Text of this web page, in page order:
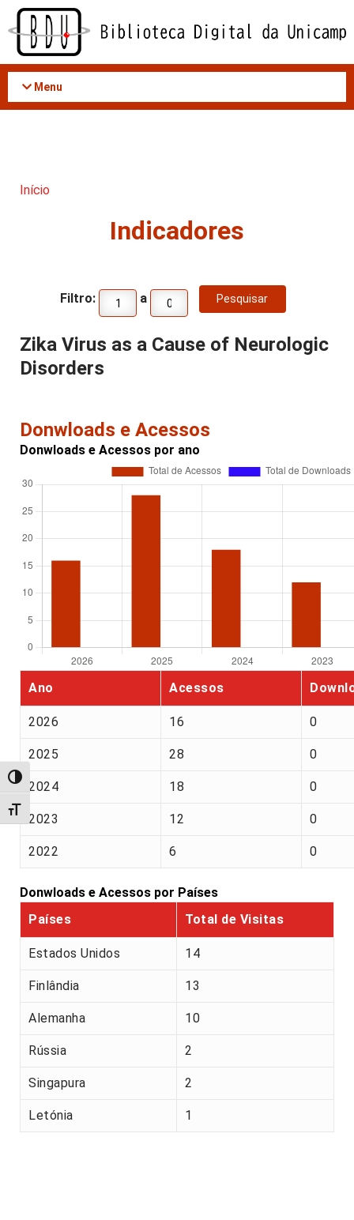
Acessar
conteúdo
Alternar alto contraste
Alternar tamanho da fonte
Menu
Início
Indicadores
Filtro: a
Zika Virus as a Cause of Neurologic
Disorders
Donwloads e Acessos
Donwloads e Acessos por ano
Ano Acessos
2026 16 0
2025 28 0
2024 18 0
2023 12 0
2022 6 0
Donwloads e Acessos por Países
Países
Total de Visitas
Estados Unidos 14
Finlândia 13
Alemanha 10
Rússia 2
Singapura 2
Letónia 1